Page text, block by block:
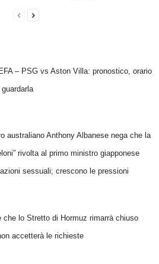
– PSG vs Aston Villa: pronostico, orario
australiano Anthony Albanese nega che la
rivolta al primo ministro giapponese
sessuali; crescono le pressioni
che lo Stretto di Hormuz rimarrà chiuso
accetterà le richieste